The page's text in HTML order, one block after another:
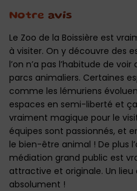
Notre avis
Le Zoo de la Boissière est
à visiter. On y découvre des
l’on n’a pas l’habitude de voir
parcs animaliers. Certaines
comme les lémuriens
espaces en semi-liberté et ça
vraiment magique pour le
équipes sont passionnés, et
le bien-être animal ! De plus
médiation grand public est
attractive et originale. Un lieu
absolument !